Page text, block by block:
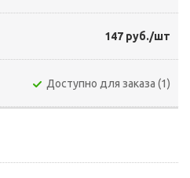
147 руб./шт
Доступно для заказа (1)